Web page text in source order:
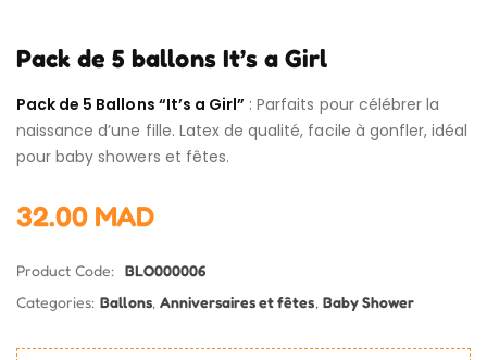
Pack de 5 ballons It’s a Girl
Pack de 5 Ballons “It’s a Girl” : Parfaits pour célébrer la
naissance d’une fille. Latex de qualité, facile à gonfler, idéal
pour baby showers et fêtes.
32.00 MAD
Product Code: BLO000006
Categories: Ballons, Anniversaires et fêtes, Baby Shower